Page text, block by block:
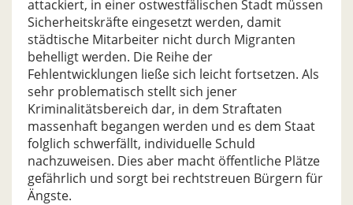
attackiert, in einer ostwestfälischen Stadt müssen
Sicherheitskräfte eingesetzt werden, damit
städtische Mitarbeiter nicht durch Migranten
behelligt werden. Die Reihe der
Fehlentwicklungen ließe sich leicht fortsetzen. Als
sehr problematisch stellt sich jener
Kriminalitätsbereich dar, in dem Straftaten
massenhaft begangen werden und es dem Staat
folglich schwerfällt, individuelle Schuld
nachzuweisen. Dies aber macht öffentliche Plätze
gefährlich und sorgt bei rechtstreuen Bürgern für
Ängste.